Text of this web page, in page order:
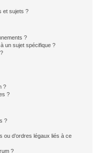
et sujets ?
?
un sujet spécifique ?
?
?
?
ou d’ordres légaux liés à ce
?